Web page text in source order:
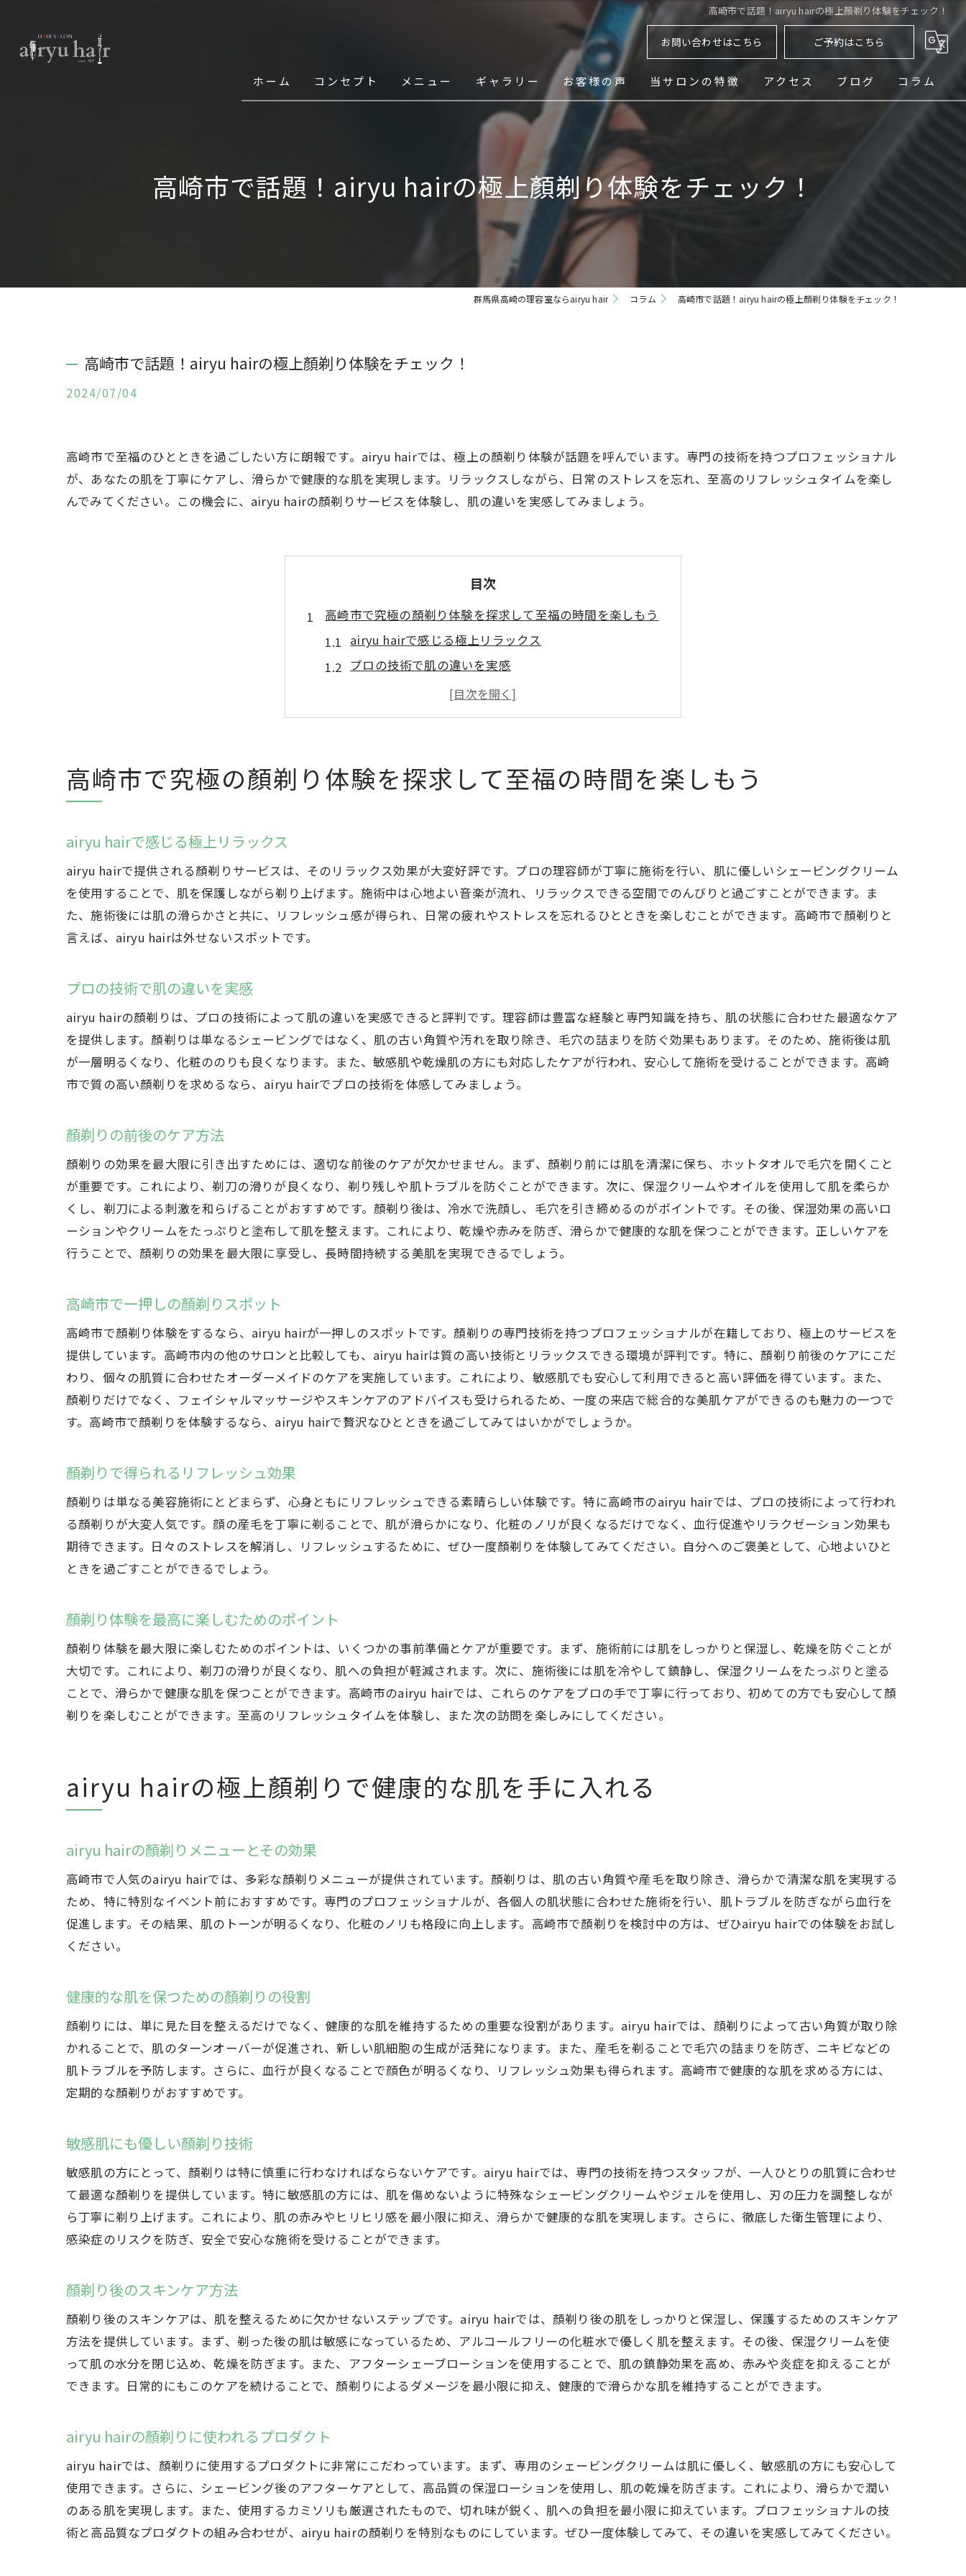
高崎市で話題！airyu hairの極上顏剃り体験をチェック！
お問い合わせはこちら ご予約はこちら
ホーム コンセプト メニュー ギャラリー お客様の声 当サロンの特徴
メンズ
アクセス ブログ コラム
高崎市で話題！airyu hairの極上顏剃り体験をチェック！
群馬県高崎の理容室ならairyu hair コラム 高崎市で話題！airyu hairの極上顏剃り体験をチェック！
高崎市で話題！airyu hairの極上顏剃り体験をチェック！
2024/07/04
高崎市で至福のひとときを過ごしたい方に朗報です。airyu hairでは、極上の顏剃り体験が話題を呼んでいます。専門の技術を持つプロフェッショナル
が、あなたの肌を丁寧にケアし、滑らかで健康的な肌を実現します。リラックスしながら、日常のストレスを忘れ、至高のリフレッシュタイムを楽し
んでみてください。この機会に、airyu hairの顏剃りサービスを体験し、肌の違いを実感してみましょう。
目次
高崎市で究極の顏剃り体験を探求して至福の時間を楽しもう
airyu hairで感じる極上リラックス
プロの技術で肌の違いを実感
顏剃りの前後のケア方法
高崎市で一押しの顏剃りスポット
顏剃り体験を最高に楽しむためのポイント
airyu hairの極上顏剃りで健康的な肌を手に入れる
敏感肌にも優しい顏剃り技術
顏剃り後のスキンケア方法
airyu hairの顏剃りに使われるプロダクト
プロフェッショナルが手がける顏剃りの違い
顏剃りのプロセスとその技術
airyu hairの顏剃りで使われる道具と技
顏剃りのプロが教えるベストなケア方法
顏剃りで得られるリラクゼーション効果
airyu hairの顏剃りとスキンケアの融合
リラックスできる空間作りとその工夫
スキンケア効果を高める顏剃りのプロセス
地域で人気の理由
顏剃りのお得なプランとキャンペーン情報
顏剃り初体験者のためのガイド
常連客のリアルな口コミと評価
専門技術で肌をケアする高崎市の顏剃りサービス
最新の技術を駆使した顏剃りサービス
airyu hairの顏剃り技術の秘密
専門店としてのこだわりとその理由
日常のストレスを忘れてリフレッシュする顏剃り体験
ストレス解消に最適な顏剃りメニュー
心地よさを追求した顏剃り体験
リフレッシュを目的とする顏剃りの流れ
日常の疲れを癒すための顏剃り
滑らかな肌を手に入れる顏剃りの秘訣
airyu hairの顏剃りで変わる肌の質感
顏剃り後の肌のケアと保湿
高崎市で究極の顏剃り体験を探求して至福の時間を楽しもう
airyu hairで感じる極上リラックス
airyu hairで提供される顏剃りサービスは、そのリラックス効果が大変好評です。プロの理容師が丁寧に施術を行い、肌に優しいシェービングクリーム
を使用することで、肌を保護しながら剃り上げます。施術中は心地よい音楽が流れ、リラックスできる空間でのんびりと過ごすことができます。ま
た、施術後には肌の滑らかさと共に、リフレッシュ感が得られ、日常の疲れやストレスを忘れるひとときを楽しむことができます。高崎市で顏剃りと
言えば、airyu hairは外せないスポットです。
プロの技術で肌の違いを実感
airyu hairの顏剃りは、プロの技術によって肌の違いを実感できると評判です。理容師は豊富な経験と専門知識を持ち、肌の状態に合わせた最適なケア
を提供します。顏剃りは単なるシェービングではなく、肌の古い角質や汚れを取り除き、毛穴の詰まりを防ぐ効果もあります。そのため、施術後は肌
が一層明るくなり、化粧ののりも良くなります。また、敏感肌や乾燥肌の方にも対応したケアが行われ、安心して施術を受けることができます。高崎
市で質の高い顏剃りを求めるなら、airyu hairでプロの技術を体感してみましょう。
顏剃りの前後のケア方法
顏剃りの効果を最大限に引き出すためには、適切な前後のケアが欠かせません。まず、顏剃り前には肌を清潔に保ち、ホットタオルで毛穴を開くこと
が重要です。これにより、剃刀の滑りが良くなり、剃り残しや肌トラブルを防ぐことができます。次に、保湿クリームやオイルを使用して肌を柔らか
くし、剃刀による刺激を和らげることがおすすめです。顏剃り後は、冷水で洗顔し、毛穴を引き締めるのがポイントです。その後、保湿効果の高いロ
ーションやクリームをたっぷりと塗布して肌を整えます。これにより、乾燥や赤みを防ぎ、滑らかで健康的な肌を保つことができます。正しいケアを
行うことで、顏剃りの効果を最大限に享受し、長時間持続する美肌を実現できるでしょう。
高崎市で一押しの顏剃りスポット
高崎市で顏剃り体験をするなら、airyu hairが一押しのスポットです。顏剃りの専門技術を持つプロフェッショナルが在籍しており、極上のサービスを
提供しています。高崎市内の他のサロンと比較しても、airyu hairは質の高い技術とリラックスできる環境が評判です。特に、顏剃り前後のケアにこだ
わり、個々の肌質に合わせたオーダーメイドのケアを実施しています。これにより、敏感肌でも安心して利用できると高い評価を得ています。また、
顏剃りだけでなく、フェイシャルマッサージやスキンケアのアドバイスも受けられるため、一度の来店で総合的な美肌ケアができるのも魅力の一つで
す。高崎市で顏剃りを体験するなら、airyu hairで贅沢なひとときを過ごしてみてはいかがでしょうか。
顏剃りで得られるリフレッシュ効果
顏剃りは単なる美容施術にとどまらず、心身ともにリフレッシュできる素晴らしい体験です。特に高崎市のairyu hairでは、プロの技術によって行われ
る顏剃りが大変人気です。顔の産毛を丁寧に剃ることで、肌が滑らかになり、化粧のノリが良くなるだけでなく、血行促進やリラクゼーション効果も
期待できます。日々のストレスを解消し、リフレッシュするために、ぜひ一度顏剃りを体験してみてください。自分へのご褒美として、心地よいひと
ときを過ごすことができるでしょう。
顏剃り体験を最高に楽しむためのポイント
顏剃り体験を最大限に楽しむためのポイントは、いくつかの事前準備とケアが重要です。まず、施術前には肌をしっかりと保湿し、乾燥を防ぐことが
大切です。これにより、剃刀の滑りが良くなり、肌への負担が軽減されます。次に、施術後には肌を冷やして鎮静し、保湿クリームをたっぷりと塗る
ことで、滑らかで健康な肌を保つことができます。高崎市のairyu hairでは、これらのケアをプロの手で丁寧に行っており、初めての方でも安心して顏
剃りを楽しむことができます。至高のリフレッシュタイムを体験し、また次の訪問を楽しみにしてください。
airyu hairの極上顏剃りで健康的な肌を手に入れる
airyu hairの顏剃りメニューとその効果
高崎市で人気のairyu hairでは、多彩な顏剃りメニューが提供されています。顏剃りは、肌の古い角質や産毛を取り除き、滑らかで清潔な肌を実現する
ため、特に特別なイベント前におすすめです。専門のプロフェッショナルが、各個人の肌状態に合わせた施術を行い、肌トラブルを防ぎながら血行を
促進します。その結果、肌のトーンが明るくなり、化粧のノリも格段に向上します。高崎市で顏剃りを検討中の方は、ぜひairyu hairでの体験をお試し
ください。
健康的な肌を保つための顏剃りの役割
顔剃りには、単に見た目を整えるだけでなく、健康的な肌を維持するための重要な役割があります。airyu hairでは、顔剃りによって古い角質が取り除
かれることで、肌のターンオーバーが促進され、新しい肌細胞の生成が活発になります。また、産毛を剃ることで毛穴の詰まりを防ぎ、ニキビなどの
肌トラブルを予防します。さらに、血行が良くなることで顔色が明るくなり、リフレッシュ効果も得られます。高崎市で健康的な肌を求める方には、
定期的な顏剃りがおすすめです。
敏感肌にも優しい顏剃り技術
敏感肌の方にとって、顏剃りは特に慎重に行わなければならないケアです。airyu hairでは、専門の技術を持つスタッフが、一人ひとりの肌質に合わせ
て最適な顏剃りを提供しています。特に敏感肌の方には、肌を傷めないように特殊なシェービングクリームやジェルを使用し、刃の圧力を調整しなが
ら丁寧に剃り上げます。これにより、肌の赤みやヒリヒリ感を最小限に抑え、滑らかで健康的な肌を実現します。さらに、徹底した衛生管理により、
感染症のリスクを防ぎ、安全で安心な施術を受けることができます。
顏剃り後のスキンケア方法
顏剃り後のスキンケアは、肌を整えるために欠かせないステップです。airyu hairでは、顏剃り後の肌をしっかりと保湿し、保護するためのスキンケア
方法を提供しています。まず、剃った後の肌は敏感になっているため、アルコールフリーの化粧水で優しく肌を整えます。その後、保湿クリームを使
って肌の水分を閉じ込め、乾燥を防ぎます。また、アフターシェーブローションを使用することで、肌の鎮静効果を高め、赤みや炎症を抑えることが
できます。日常的にもこのケアを続けることで、顏剃りによるダメージを最小限に抑え、健康的で滑らかな肌を維持することができます。
airyu hairの顏剃りに使われるプロダクト
airyu hairでは、顏剃りに使用するプロダクトに非常にこだわっています。まず、専用のシェービングクリームは肌に優しく、敏感肌の方にも安心して
使用できます。さらに、シェービング後のアフターケアとして、高品質の保湿ローションを使用し、肌の乾燥を防ぎます。これにより、滑らかで潤い
のある肌を実現します。また、使用するカミソリも厳選されたもので、切れ味が鋭く、肌への負担を最小限に抑えています。プロフェッショナルの技
術と高品質なプロダクトの組み合わせが、airyu hairの顏剃りを特別なものにしています。ぜひ一度体験してみて、その違いを実感してみてください。